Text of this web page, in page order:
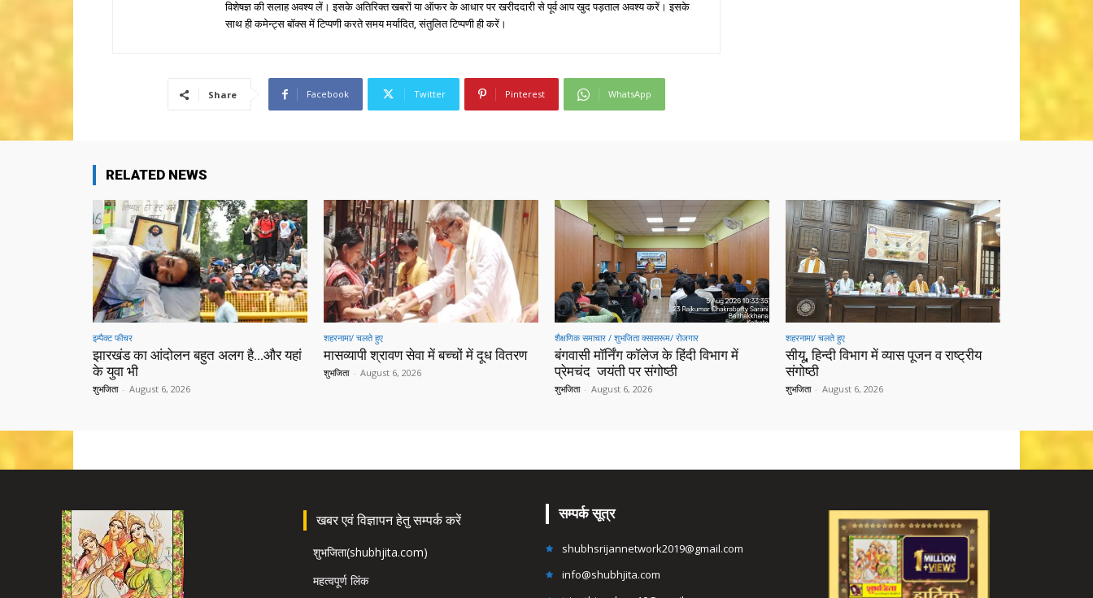
विशेषज्ञ की सलाह अवश्य लें। इसके अतिरिक्त खबरों या ऑफर के आधार पर खरीददारी से पूर्व आप खुद पड़ताल अवश्य करें। इसके
साथ ही कमेन्ट्स बॉक्स में टिप्पणी करते समय मर्यादित, संतुलित टिप्पणी ही करें।
Share Facebook Twitter Pinterest WhatsApp
RELATED NEWS
इम्पैक्ट फीचर
झारखंड का आंदोलन बहुत अलग है…और यहां
के युवा भी
शुभजिता - August 6, 2026
शहरनामा/ चलते हुए
मासव्यापी श्रावण सेवा में बच्चों में दूध वितरण
शुभजिता - August 6, 2026
शैक्षणिक समाचार / शुभजिता क्सासरूम/ रोजगार
बंगवासी मॉर्निंग कॉलेज के हिंदी विभाग में
प्रेमचंद जयंती पर संगोष्ठी
शुभजिता - August 6, 2026
शहरनामा/ चलते हुए
सीयू, हिन्दी विभाग में व्यास पूजन व राष्ट्रीय
संगोष्ठी
शुभजिता - August 6, 2026
खबर एवं विज्ञापन हेतु सम्पर्क करें
शुभजिता(shubhjita.com)
महत्वपूर्ण लिंक
सम्पर्क सूत्र
shubhsrijannetwork2019@gmail.com
info@shubhjita.com